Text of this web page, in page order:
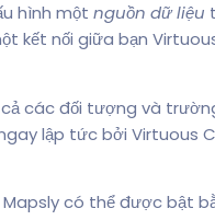
hình một nguồn dữ liệu
kết nối giữa bạn
các đối tượng và
lập tức bởi Virtuous
có thể được bật